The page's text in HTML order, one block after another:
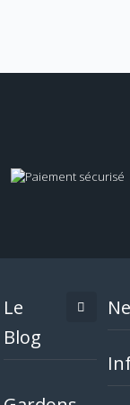
Le
Blog